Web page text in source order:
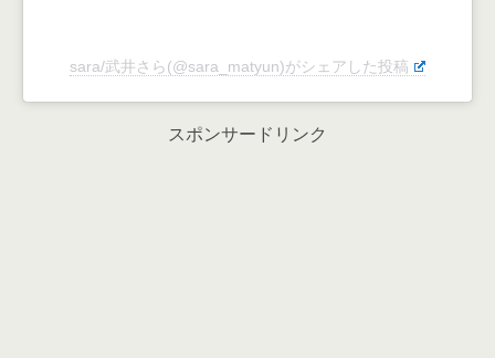
sara/武井さら(@sara_matyun)がシェアした投稿
スポンサードリンク